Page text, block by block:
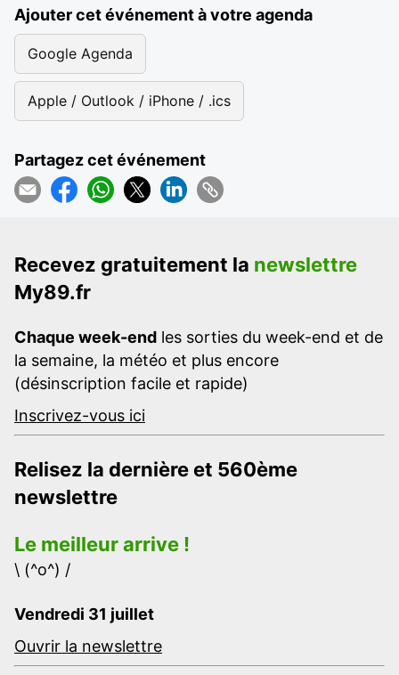
Ajouter cet événement à votre agenda
Google Agenda
Apple / Outlook / iPhone / .ics
Partagez cet événement
Recevez gratuitement la newslettre
My89.fr
Chaque week-end les sorties du week-end et de
la semaine, la météo et plus encore
(désinscription facile et rapide)
Inscrivez-vous ici
Relisez la dernière et 560ème
newslettre
Le meilleur arrive !
\ (^o^) /
Vendredi 31 juillet
Ouvrir la newslettre